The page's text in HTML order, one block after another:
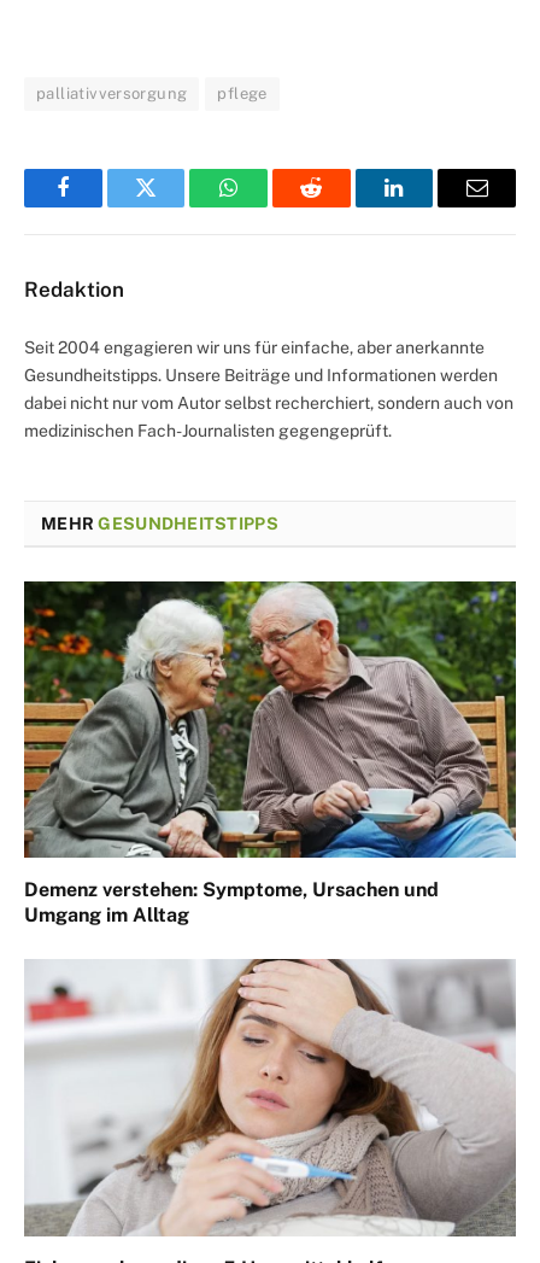
palliativversorgung pflege
FacebookTwitter WhatsAppReddit LinkedInEmail
Redaktion
Seit 2004 engagieren wir uns für einfache, aber anerkannte
Gesundheitstipps. Unsere Beiträge und Informationen werden
dabei nicht nur vom Autor selbst recherchiert, sondern auch von
medizinischen Fach-Journalisten gegengeprüft.
MEHRGESUNDHEITSTIPPS
Demenz verstehen: Symptome, Ursachen und
Umgang im Alltag